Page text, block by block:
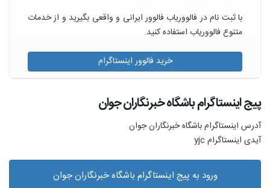
با ثبت نام در فالووریاب فالوور ایرانی و واقعی بگیرید و از خدمات
متنوع فالووریاب استفاده کنید.
خرید فالوور اینستاگرام
پیج اینستاگرام باشگاه خبرنگاران جوان
آدرس اینستاگرام باشگاه خبرنگاران جوان
آیدی اینستاگرام yjc
ورود به پیج اینستاگرام باشگاه خبرنگاران جوان